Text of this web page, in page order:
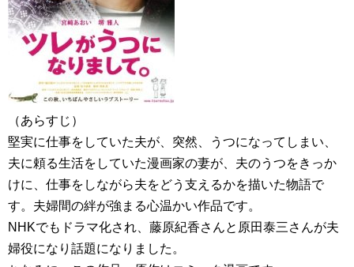
（あらすじ）
堅実に仕事をしていた夫が、突然、うつになってしまい、
夫に頼る生活をしていた漫画家の妻が、夫のうつをきっか
けに、仕事をしながら夫をどう支えるかを描いた物語で
す。夫婦間の絆が強まる心温かい作品です。
NHKでもドラマ化され、藤原紀香さんと原田泰三さんが夫
婦役になり話題になりました。